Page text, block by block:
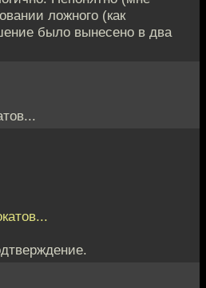
ложного (как
было вынесено в два